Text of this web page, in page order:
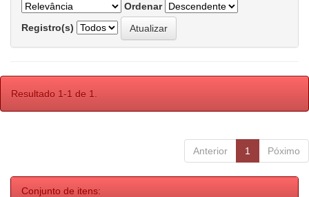
Ordenar
Registro(s)
Resultado 1-1 de 1.
Anterior 1 Póximo
Conjunto de itens: